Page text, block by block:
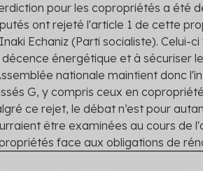
pour les copropriétés a été
ont rejeté l'article 1 de cette
Echaniz (Parti socialiste). Celui-
énergétique et à sécuriser
nationale maintient donc
G, y compris ceux en
ce rejet, le débat n’est pour
être examinées au cours de
face aux obligations de